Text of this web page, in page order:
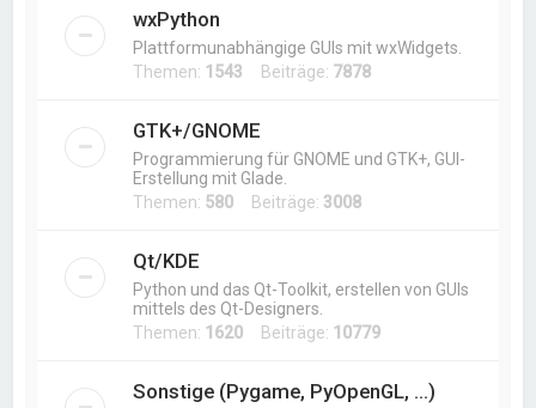
wxPython
Plattformunabhängige GUIs mit wxWidgets.
Themen: 1543 Beiträge: 7878
GTK+/GNOME
Programmierung für GNOME und GTK+, GUI-
Erstellung mit Glade.
Themen: 580 Beiträge: 3008
Qt/KDE
Python und das Qt-Toolkit, erstellen von GUIs
mittels des Qt-Designers.
Themen: 1620 Beiträge: 10779
Sonstige (Pygame, PyOpenGL, ...)